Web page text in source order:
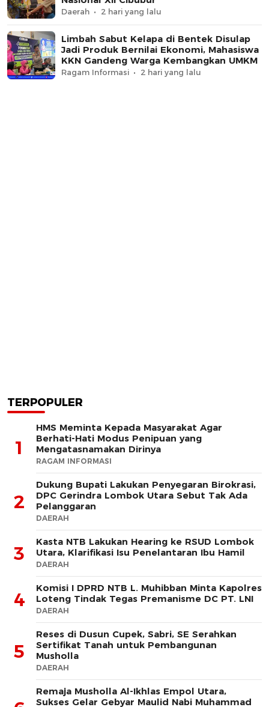
Daerah 2 hari yang lalu
Limbah Sabut Kelapa di Bentek Disulap
Jadi Produk Bernilai Ekonomi, Mahasiswa
KKN Gandeng Warga Kembangkan UMKM
Ragam Informasi 2 hari yang lalu
TERPOPULER
1
HMS Meminta Kepada Masyarakat Agar
Berhati-Hati Modus Penipuan yang
Mengatasnamakan Dirinya
RAGAM INFORMASI
2
Dukung Bupati Lakukan Penyegaran Birokrasi,
DPC Gerindra Lombok Utara Sebut Tak Ada
Pelanggaran
DAERAH
3
Kasta NTB Lakukan Hearing ke RSUD Lombok
Utara, Klarifikasi Isu Penelantaran Ibu Hamil
DAERAH
4
Komisi I DPRD NTB L. Muhibban Minta Kapolres
Loteng Tindak Tegas Premanisme DC PT. LNI
DAERAH
5
Reses di Dusun Cupek, Sabri, SE Serahkan
Sertifikat Tanah untuk Pembangunan
Musholla
DAERAH
Remaja Musholla Al-Ikhlas Empol Utara,
Sukses Gelar Gebyar Maulid Nabi Muhammad